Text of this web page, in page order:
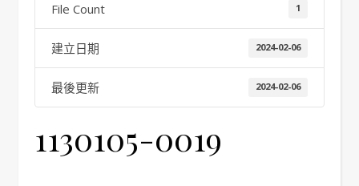
File Count 1
建立日期 2024-02-06
最後更新 2024-02-06
1130105-0019